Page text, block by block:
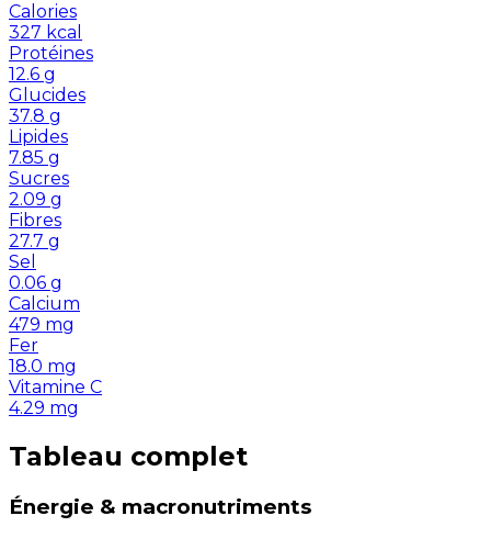
Calories
327 kcal
Protéines
12.6 g
Glucides
37.8 g
Lipides
7.85 g
Sucres
2.09 g
Fibres
27.7 g
Sel
0.06 g
Calcium
479 mg
Fer
18.0 mg
Vitamine C
4.29 mg
Tableau complet
Énergie & macronutriments